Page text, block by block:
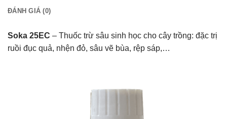
ĐÁNH GIÁ (0)
Soka 25EC – Thuốc trừ sâu sinh học cho cây trồng: đặc trị
ruồi đục quả, nhện đỏ, sâu vẽ bùa, rệp sáp,…